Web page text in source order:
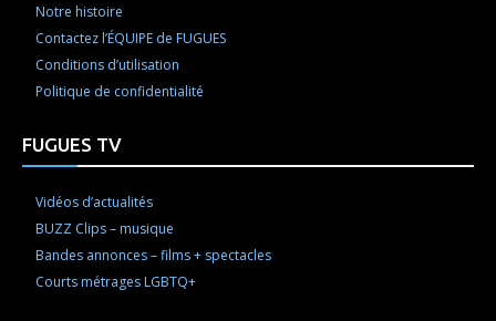
Notre histoire
Contactez l’ÉQUIPE de FUGUES
Conditions d’utilisation
Politique de confidentialité
FUGUES TV
Vidéos d’actualités
BUZZ Clips – musique
Bandes annonces – films + spectacles
Courts métrages LGBTQ+